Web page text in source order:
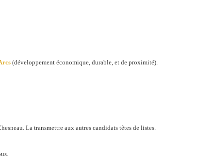
(développement économique, durable, et de proximité).
La transmettre aux autres candidats têtes de listes.